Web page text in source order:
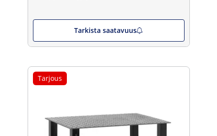
Tarkista saatavuus
Tarjous